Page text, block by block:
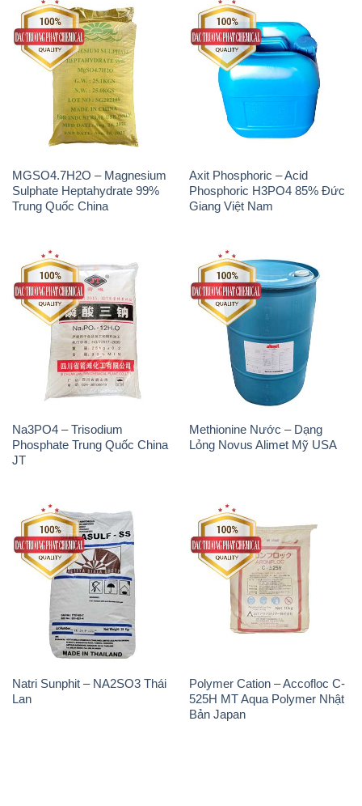
MGSO4.7H2O – Magnesium
Sulphate Heptahydrate 99%
Trung Quốc China
Axit Phosphoric – Acid
Phosphoric H3PO4 85% Đức
Giang Việt Nam
Na3PO4 – Trisodium
Phosphate Trung Quốc China
JT
Methionine Nước – Dạng
Lỏng Novus Alimet Mỹ USA
Natri Sunphit – NA2SO3 Thái
Lan
Polymer Cation – Accofloc C-
525H MT Aqua Polymer Nhật
Bản Japan